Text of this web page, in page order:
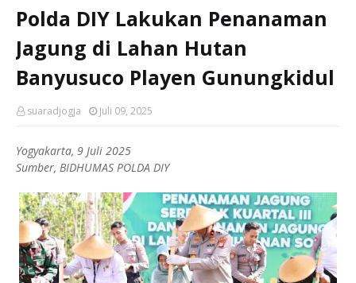
Polda DIY Lakukan Penanaman
Jagung di Lahan Hutan
Banyusuco Playen Gunungkidul
suaradjogja Juli 09, 2025
Yogyakarta, 9 Juli 2025
Sumber, BIDHUMAS POLDA DIY